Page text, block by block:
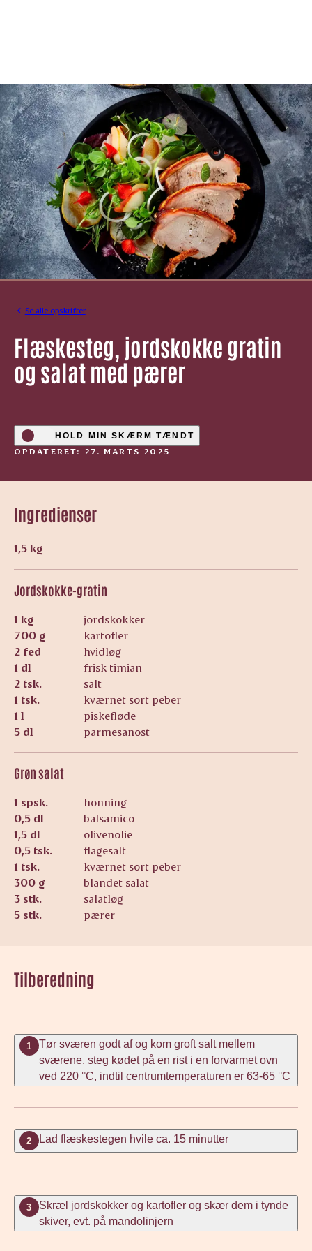
Se alle opskrifter
Flæskesteg, jordskokke gratin
og salat med pærer
HOLD MIN SKÆRM TÆNDT
OPDATERET: 27. MARTS 2025
Ingredienser
1,5 kg
Jordskokke-gratin
1 kg
jordskokker
700 g
kartofler
2 fed
hvidløg
1 dl
frisk timian
2 tsk.
salt
1 tsk.
kværnet sort peber
1 l
piskefløde
5 dl
parmesanost
Grøn salat
1 spsk.
honning
0,5 dl
balsamico
1,5 dl
olivenolie
0,5 tsk.
flagesalt
1 tsk.
kværnet sort peber
300 g
blandet salat
3 stk.
salatløg
5 stk.
pærer
Tilberedning
1
Tør sværen godt af og kom groft salt mellem
sværene. steg kødet på en rist i en forvarmet ovn
ved 220 °C, indtil centrumtemperaturen er 63-65 °C
2 Lad flæskestegen hvile ca. 15 minutter
3
Skræl jordskokker og kartofler og skær dem i tynde
skiver, evt. på mandolinjern